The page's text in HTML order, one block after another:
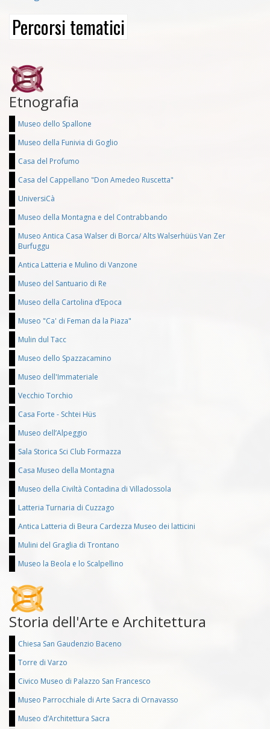
Percorsi tematici
Etnografia
Museo dello Spallone
Museo della Funivia di Goglio
Casa del Profumo
Casa del Cappellano "Don Amedeo Ruscetta"
UniversiCà
Museo della Montagna e del Contrabbando
Museo Antica Casa Walser di Borca/ Alts Walserhüüs Van Zer
Burfuggu
Antica Latteria e Mulino di Vanzone
Museo del Santuario di Re
Museo della Cartolina d’Epoca
Museo "Ca' di Feman da la Piaza"
Mulin dul Tacc
Museo dello Spazzacamino
Museo dell'Immateriale
Vecchio Torchio
Casa Forte - Schtei Hüs
Museo dell’Alpeggio
Sala Storica Sci Club Formazza
Casa Museo della Montagna
Museo della Civiltà Contadina di Villadossola
Latteria Turnaria di Cuzzago
Antica Latteria di Beura Cardezza Museo dei latticini
Mulini del Graglia di Trontano
Museo la Beola e lo Scalpellino
Storia dell'Arte e Architettura
Chiesa San Gaudenzio Baceno
Torre di Varzo
Civico Museo di Palazzo San Francesco
Museo Parrocchiale di Arte Sacra di Ornavasso
Museo d’Architettura Sacra